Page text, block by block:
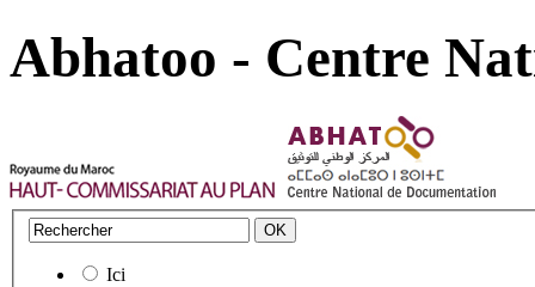
Abhatoo - Centre
Ici